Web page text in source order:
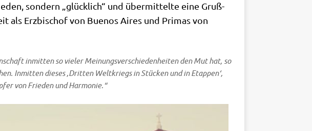
son­dern „glück­lich“ und über­mit­tel­te eine Gruß­
als Erz­bi­schof von Bue­nos Aires und Pri­mas von
inmit­ten so vie­ler Mei­nungs­ver­schie­den­hei­ten den Mut hat, so
Inmit­ten die­ses ‚Drit­ten Welt­kriegs in Stücken und in Etap­pen‘,
von Frie­den und Harmonie.“